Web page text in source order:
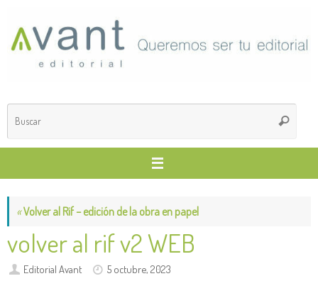
contenido
Buscar
«Volver al Rif – edición de la obra en papel
volver al rif v2 WEB
Editorial Avant
5 octubre, 2023